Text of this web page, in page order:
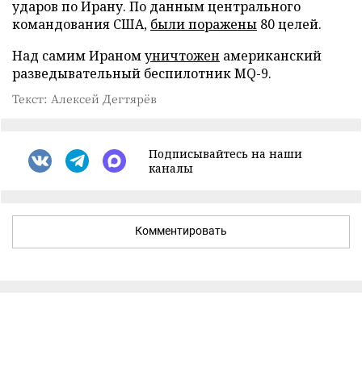
ударов по Ирану. По данным центрального
командования США, были поражены 80 целей.
Над самим Ираномуничтожен американский
разведывательный беспилотник MQ-9.
Текст: Алексей Дегтярёв
Подписывайтесь на наши
каналы
Комментировать